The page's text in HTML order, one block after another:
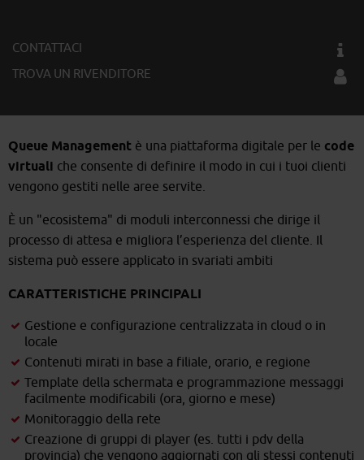
CONTATTACI
TROVA UN RIVENDITORE
Queue Management è una piattaforma digitale per le code
virtuali che consente di definire il modo in cui i tuoi clienti
vengono gestiti nelle aree servite.
È un "ecosistema" di moduli interconnessi che dirige il
processo di attesa e migliora l’esperienza del cliente. Il
sistema può essere applicato in svariati ambiti
CARATTERISTICHE PRINCIPALI
Gestione e configurazione centralizzata in cloud o in
locale
Contenuti mirati in base a filiale, orario, e regione
Template della schermata e programmazione messaggi
facilmente modificabili (ora, giorno e mese)
Monitoraggio della rete
Creazione di gruppi di player (es. tutti i pdv della
provincia) che vengono aggiornati con gli stessi contenuti